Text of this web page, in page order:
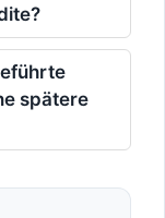
spätere